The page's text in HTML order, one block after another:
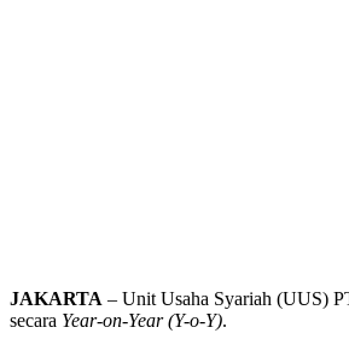
JAKARTA – Unit Usaha Syariah (UUS)
secara Year-on-Year (Y-o-Y).